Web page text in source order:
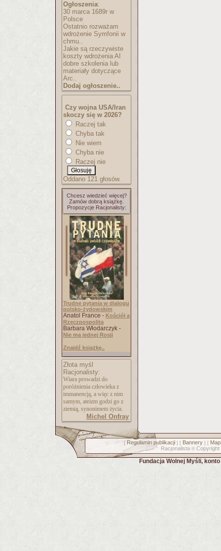
Ogłoszenia:
30 marca 1689r w
Polsce
Ostatnio rozważam
wdrożenie Symfonii w
chmu..
Jakie są rzeczywiste
koszty wdrożenia AI
dobre szkolenia lub
materiały dotyczące
Arc..
Dodaj ogłoszenie..
Czy wojna USA/Iran
skoczy się w 2026?
Raczej tak
Chyba tak
Nie wiem
Chyba nie
Raczej nie
Oddano 121 głosów.
Chcesz wiedzieć więcej?
Zamów dobrą książkę.
Propozycje Racjonalisty:
Trudne pytania w dialogu
polsko-żydowskim
Anatol France - Kościół a
Rzeczpospolita
Barbara Włodarczyk -
Nie ma jednej Rosji
Znajdź książkę..
Złota myśl
Racjonalisty:
Wiara prowadzi do
poróżnienia człowieka z
immanencją, a więc z nim
samym, ateizm godzi go z
ziemią, synonimem życia.
Michel Onfray
[ Regulamin publikacji] [ Bannery] [
Racjonalista © Copyright
Fundacja Wolnej Myśli,